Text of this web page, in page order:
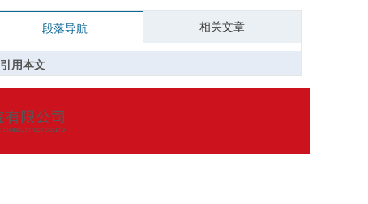
段落导航 相关文章
引用本文